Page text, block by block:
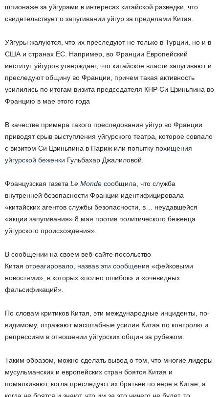
шпионаже за уйгурами в интересах китайской разведки, что
свидетельствует о запугивании уйгур за пределами Китая.
Уйгуры жалуются, что их преследуют не только в Турции, но и в
США и странах ЕС. Например, во Франции Европейский
институт уйгуров утверждает, что китайское власти запугивают и
преследуют общину во Франции, причем такая активность
усилились по итогам визита председателя КНР Си Цзиньпина во
Францию ​​в мае этого года
В качестве примера такого преследования уйгур во Франции
приводят срыв выступления уйгурского театра, которое совпало
с визитом Си Цзиньпина в Париж или попытку похищения
уйгурской беженки Гульбахар Джалиловой.
Французская газета Le Monde сообщила , что служба
внутренней безопасности Франции идентифицировала
«китайских агентов службы безопасности, в… неудавшейся
«акции запугивания» 8 мая против политического беженца
уйгурского происхождения».
В сообщении на своем веб-сайте посольство
Китая отреагировало, назвав эти сообщения «фейковыми
новостями», в которых «полно ошибок» и «очевидных
фальсификаций».
По словам критиков Китая, эти международные инциденты, по-
видимому, отражают масштабные усилия Китая по контролю и
репрессиям в отношении уйгурских общин за рубежом.
Таким образом, можно сделать вывод о том, что многие лидеры
мусульманских и европейских стран боятся Китая и
помалкивают, когла преследуют их братьев по вере в Китае, а
когда не боятся и знают, что им за это ничего не будет, то